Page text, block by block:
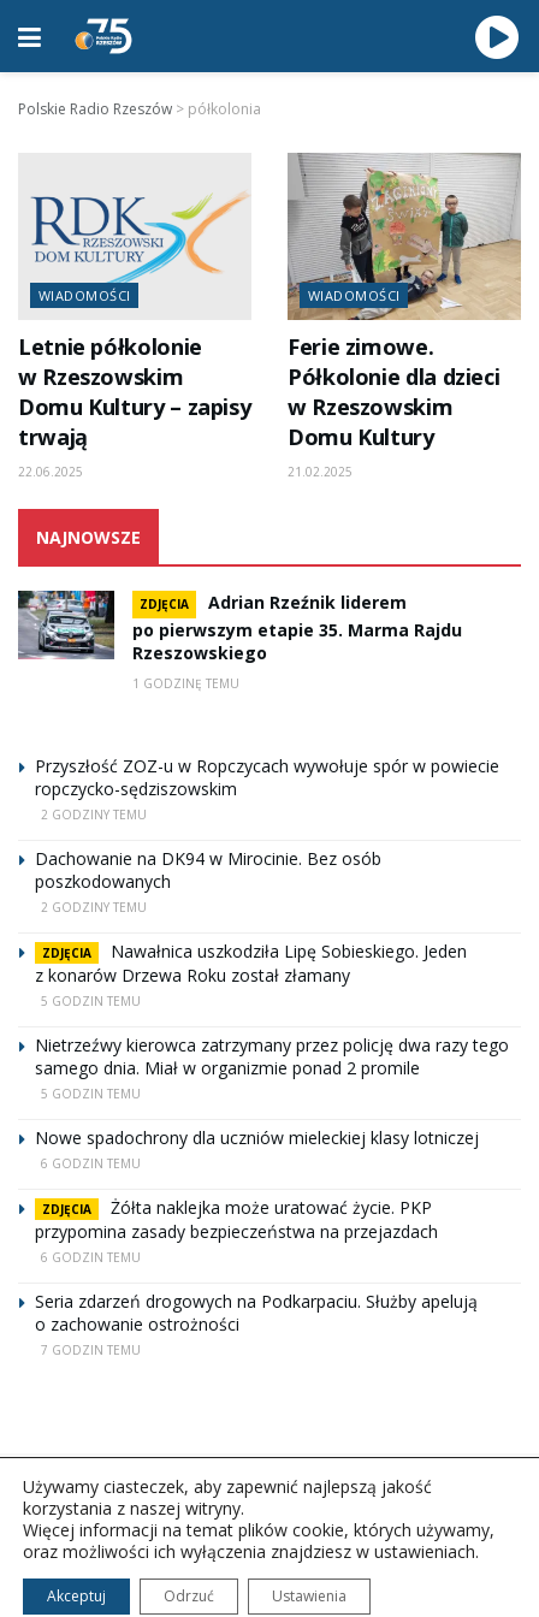
Polskie Radio Rzeszów > półkolonia
WIADOMOŚCI
Letnie półkolonie
w Rzeszowskim
Domu Kultury – zapisy
trwają
22.06.2025
WIADOMOŚCI
Ferie zimowe.
Półkolonie dla dzieci
w Rzeszowskim
Domu Kultury
21.02.2025
NAJNOWSZE
ZDJĘCIA
Adrian Rzeźnik liderem
po pierwszym etapie 35. Marma Rajdu
Rzeszowskiego
1 GODZINĘ TEMU
Przyszłość ZOZ-u w Ropczycach wywołuje spór w powiecie
ropczycko-sędziszowskim
2 GODZINY TEMU
Dachowanie na DK94 w Mirocinie. Bez osób
poszkodowanych
2 GODZINY TEMU
ZDJĘCIA
Nawałnica uszkodziła Lipę Sobieskiego. Jeden
z konarów Drzewa Roku został złamany
5 GODZIN TEMU
Nietrzeźwy kierowca zatrzymany przez policję dwa razy tego
samego dnia. Miał w organizmie ponad 2 promile
5 GODZIN TEMU
Nowe spadochrony dla uczniów mieleckiej klasy lotniczej
6 GODZIN TEMU
ZDJĘCIA
Żółta naklejka może uratować życie. PKP
przypomina zasady bezpieczeństwa na przejazdach
6 GODZIN TEMU
Seria zdarzeń drogowych na Podkarpaciu. Służby apelują
o zachowanie ostrożności
7 GODZIN TEMU
Copyright © 2026Polskie Radio Rzeszów S.A. w likwidacj.
Wszelkie prawa zastrzeżone.
Używamy ciasteczek, aby zapewnić najlepszą jakość
korzystania z naszej witryny.
Więcej informacji na temat plików cookie, których używamy,
oraz możliwości ich wyłączenia znajdziesz w ustawieniach.
Akceptuj Odrzuć Ustawienia